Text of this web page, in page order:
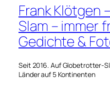
Frank Klötgen
Slam – immer
Gedichte &
Seit 2016. Auf Globetrotter-
Länder auf 5 Kontinenten